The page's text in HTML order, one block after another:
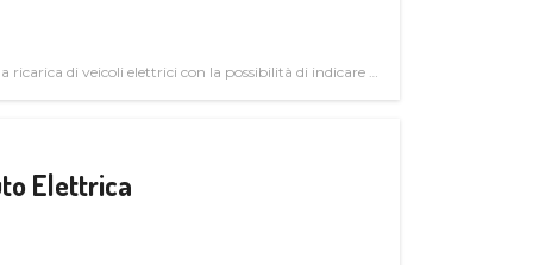
ricarica di veicoli elettrici con la possibilità di indicare le
Elettrica